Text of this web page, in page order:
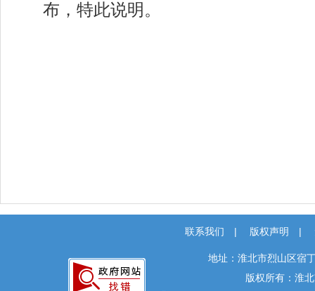
布，特此说明。
联系我们 | 版权声明 |
地址：淮北市烈山区宿
版权所有：淮